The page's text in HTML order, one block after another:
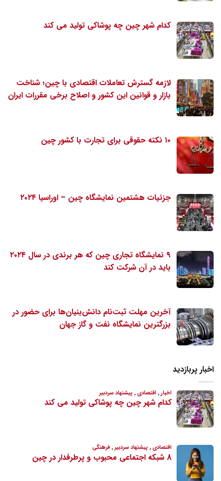
کدام شهر چین چه پوشاکی تولید می کند
لازمه گسترش تعاملات اقتصادی با چین؛ شناخت
بازار و قوانین این کشور و اصلاح برخی مقررات ایران
۱۰ نکته حقوقی برای تجارت با کشور چین
جزئیات هشتمین نمایشگاه چین – اوراسیا ۲۰۲۴
۹ نمایشگاه تجاری چین که هر برندی در سال ۲۰۲۴
باید در آن شرکت کند
آخرین مهلت ثبت‌نام دانش‌بنیان‌ها برای حضور در
بزرگترین نمایشگاه نفت و گاز جهان
اخبار پربازدید